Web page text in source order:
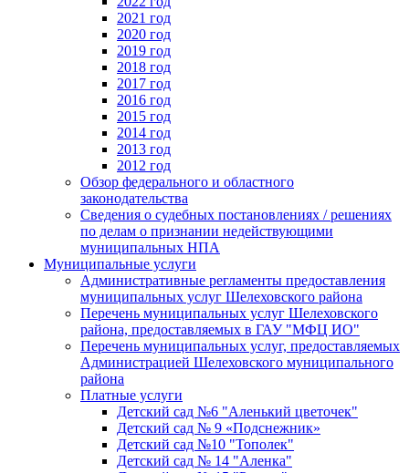
2021 год
2020 год
2019 год
2018 год
2017 год
2016 год
2015 год
2014 год
2013 год
2012 год
Обзор федерального и областного
законодательства
Сведения о судебных постановлениях / решениях
по делам о признании недействующими
муниципальных НПА
Муниципальные услуги
Административные регламенты предоставления
муниципальных услуг Шелеховского района
Перечень муниципальных услуг Шелеховского
района, предоставляемых в ГАУ "МФЦ ИО"
Перечень муниципальных услуг, предоставляемых
Администрацией Шелеховского муниципального
района
Платные услуги
Детский сад №6 "Аленький цветочек"
Детский сад № 9 «Подснежник»
Детский сад №10 "Тополек"
Детский сад № 14 "Аленка"